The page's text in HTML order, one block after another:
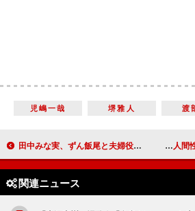
児嶋一哉 堺雅人 渡
田中みな実、ずん飯尾と夫婦役 「イケメン俳優だったらドキドキしたけど…」 坂上忍、山口達
関連ニュース